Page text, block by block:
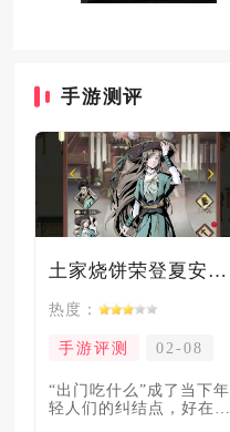
手游测评
土家烧饼荣登夏安必吃榜？烧饼西施摇身成流量网红！
热度：
手游评测 02-08
“出门吃什么”成了当下年
轻人们的纠结点，好在美